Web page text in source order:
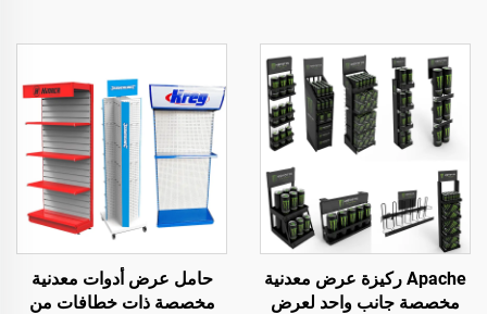
Apache ركيزة عرض معدنية
مخصصة جانب واحد لعرض
حامل عرض أدوات معدنية
مخصصة ذات خطافات من